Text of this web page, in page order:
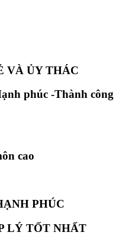
VÀ ỦY THÁC
phúc -Thành công
cao
PHÚC
LÝ TỐT NHẤT